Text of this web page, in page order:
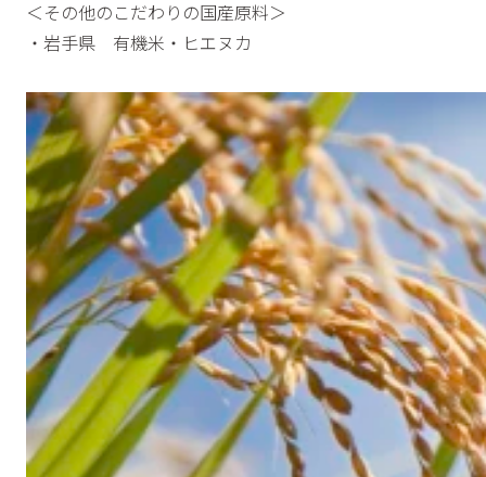
＜その他のこだわりの国産原料＞
・岩手県 有機米・ヒエヌカ